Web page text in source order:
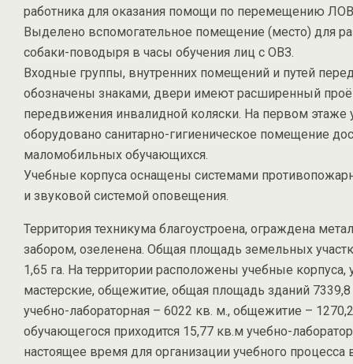
работника для оказания помощи по перемещению
Выделено вспомогательное помещение (место) для
собаки-поводыря в часы обучения лиц с ОВЗ.
Входные группы, внутренних помещений и путей
обозначены знаками, двери имеют расширенный
передвижения инвалидной коляски. На первом этаже
оборудовано санитарно-гигиеническое помещение
маломобильных обучающихся.
Учебные корпуса оснащены системами
и звуковой системой оповещения.
Территория техникума благоустроена, ограждена
забором, озеленена. Общая площадь земельных
1,65 га. На территории расположены учебные корпуса,
мастерские, общежитие, общая площадь зданий
учебно-лабораторная – 6022 кв. м., общежитие –
обучающегося приходится 15,77 кв.м учебно-
настоящее время для организации учебного процесса